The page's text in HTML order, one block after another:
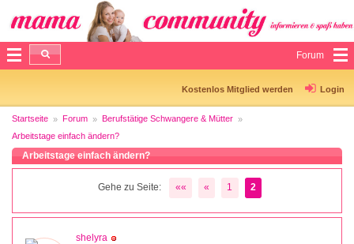
Forum
Kostenlos Mitglied werden Login
Startseite Forum
Berufstätige Schwangere & Mütter
Arbeitstage einfach ändern?
Arbeitstage einfach ändern?
Gehe zu Seite: «« « 1 2
shelyra